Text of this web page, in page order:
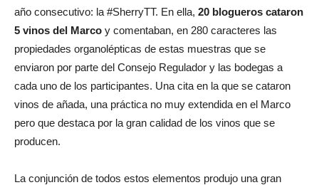
año consecutivo: la #SherryTT. En ella, 20 blogueros cataron
5 vinos del Marco y comentaban, en 280 caracteres las
propiedades organolépticas de estas muestras que se
enviaron por parte del Consejo Regulador y las bodegas a
cada uno de los participantes. Una cita en la que se cataron
vinos de añada, una práctica no muy extendida en el Marco
pero que destaca por la gran calidad de los vinos que se
producen.
La conjunción de todos estos elementos produjo una gran